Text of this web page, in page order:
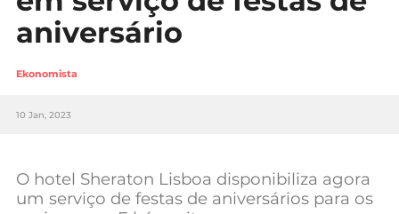
Casa
Lifestyle
Sociedade
Negócios
aniversário
Ekonomista
10 Jan, 2023
O hotel Sheraton Lisboa disponibiliza agora
um serviço de festas de aniversários para os